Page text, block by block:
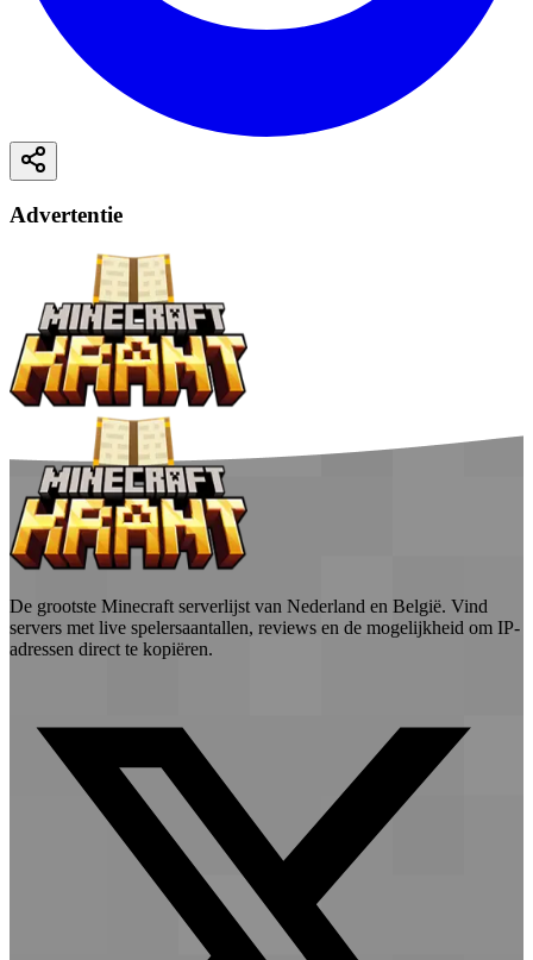
Advertentie
De grootste Minecraft serverlijst van Nederland en België. Vind
servers met live spelersaantallen, reviews en de mogelijkheid om IP-
adressen direct te kopiëren.